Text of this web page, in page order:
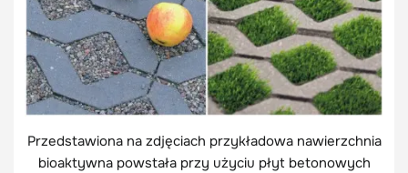
Przedstawiona na zdjęciach przykładowa nawierzchnia
bioaktywna powstała przy użyciu płyt betonowych